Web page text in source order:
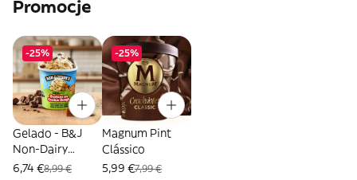
Promocje
-25%
Gelado - B&J
Non-Dairy
Cookies on
6,74 €8,99 €
-25%
Magnum Pint
Clássico
5,99 €7,99 €